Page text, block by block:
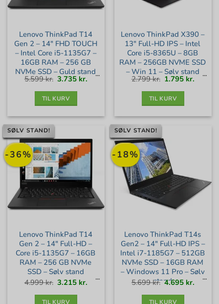
Lenovo ThinkPad T14
Gen 2 – 14″ FHD TOUCH
– Intel Core i5-1135G7 –
16GB RAM – 256 GB
NVMe SSD – Guld stand
5.599kr. Den
oprindelige
pris
3.735 kr. Den
TIL KURV
Lenovo ThinkPad X390 –
13″ Full-HD IPS – Intel
Core i5-8365U – 8GB
RAM – 256GB NVME SSD
– Win 11 – Sølv stand
2.799kr. Den
oprindelige
pris
1.795 kr. Den
TIL KURV
-36%
SØLV STAND!
Lenovo ThinkPad T14
Gen 2 – 14″ Full-HD –
Core i5-1135G7 – 16GB
RAM – 256 GB NVMe
SSD – Sølv stand
4.999kr. Den
oprindelige
pris
3.215 kr. Den
TIL KURV
-18%
SØLV STAND!
Lenovo ThinkPad T14s
Gen2 – 14″ Full-HD IPS –
Intel i7-1185G7 – 512GB
NVMe SSD – 16GB RAM
– Windows 11 Pro – Sølv
stand
5.699kr. Den
oprindelige
pris
4.695 kr. Den
TIL KURV